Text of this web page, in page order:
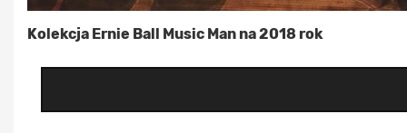
Kolekcja Ernie Ball Music Man na 2018 rok